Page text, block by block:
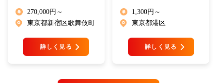
270,000円～
東京都新宿区歌舞伎町
詳しく見る
1,300円～
東京都港区
詳しく見る